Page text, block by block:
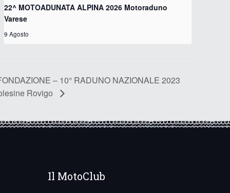
22^ MOTOADUNATA ALPINA 2026 Motoraduno
Varese
9 Agosto
– 10° RADUNO NAZIONALE 2023
Rovigo
Il MotoClub